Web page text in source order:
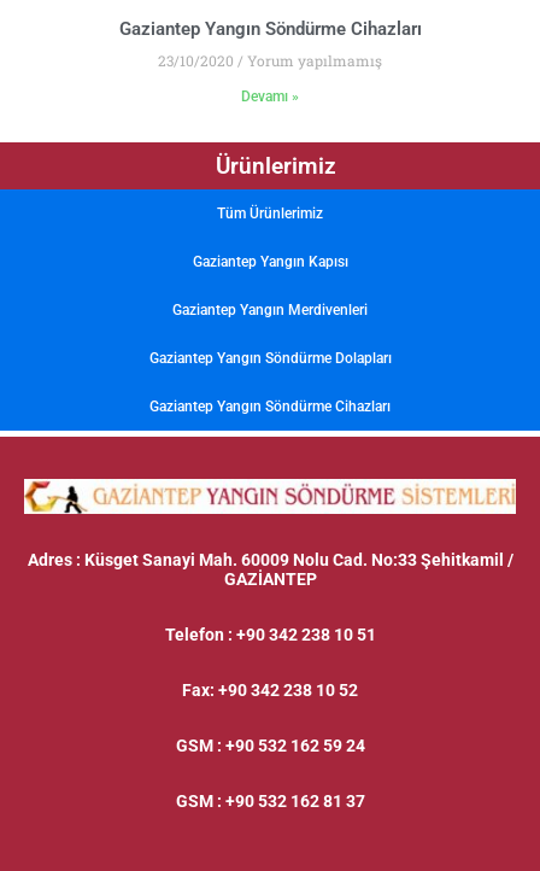
Ürünlerimiz
Tüm Ürünlerimiz
Gaziantep Yangın Kapısı
Gaziantep Yangın Merdivenleri
Gaziantep Yangın Söndürme Dolapları
Gaziantep Yangın Söndürme Cihazları
Gaziantep Yangın Söndürme Cihazları
23/10/2020 Yorum yapılmamış
Devamı »
Adres : Küsget Sanayi Mah. 60009 Nolu Cad. No:33 Şehitkamil /
GAZİANTEP
Telefon : +90 342 238 10 51
Fax: +90 342 238 10 52
GSM : +90 532 162 59 24
GSM : +90 532 162 81 37